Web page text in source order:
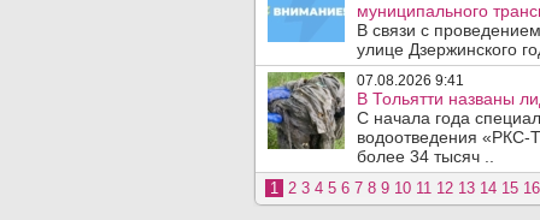
муниципального
В связи с
улице Дзержинского
07.08.2026 9:41
В Тольятти названы
С начала года
водоотведения «РКС-
более 34 тысяч ..
1 2 3 4 5 6 7 8 9 10 11 12 13 14 15 16